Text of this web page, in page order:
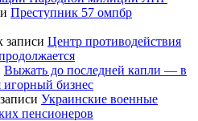
Преступник 57 омпбр
записи Центр противодействия
Выжать до последней капли — в
игорный бизнес
Украинские военные
пенсионеров